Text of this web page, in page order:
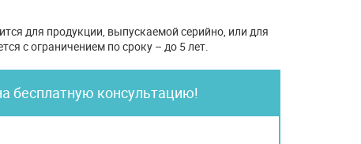
для продукции, выпускаемой серийно, или для
с ограничением по сроку – до 5 лет.
бесплатную консультацию!